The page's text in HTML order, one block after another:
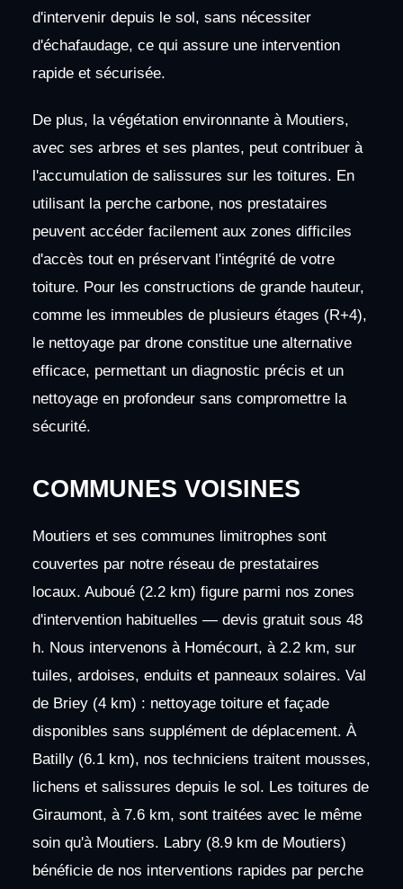
d'intervenir depuis le sol, sans nécessiter
d'échafaudage, ce qui assure une intervention
rapide et sécurisée.
De plus, la végétation environnante à Moutiers,
avec ses arbres et ses plantes, peut contribuer à
l'accumulation de salissures sur les toitures. En
utilisant la perche carbone, nos prestataires
peuvent accéder facilement aux zones difficiles
d'accès tout en préservant l'intégrité de votre
toiture. Pour les constructions de grande hauteur,
comme les immeubles de plusieurs étages (R+4),
le nettoyage par drone constitue une alternative
efficace, permettant un diagnostic précis et un
nettoyage en profondeur sans compromettre la
sécurité.
COMMUNES VOISINES
Moutiers et ses communes limitrophes sont
couvertes par notre réseau de prestataires
locaux. Auboué (2.2 km) figure parmi nos zones
d'intervention habituelles — devis gratuit sous 48
h. Nous intervenons à Homécourt, à 2.2 km, sur
tuiles, ardoises, enduits et panneaux solaires. Val
de Briey (4 km) : nettoyage toiture et façade
disponibles sans supplément de déplacement. À
Batilly (6.1 km), nos techniciens traitent mousses,
lichens et salissures depuis le sol. Les toitures de
Giraumont, à 7.6 km, sont traitées avec le même
soin qu'à Moutiers. Labry (8.9 km de Moutiers)
bénéficie de nos interventions rapides par perche